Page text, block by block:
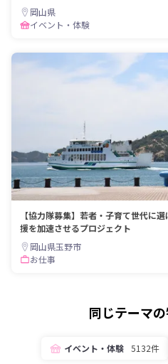
岡山県
イベント・体験
【協力隊募集】若者・子育て世代に
援を加速させるプロジェクト
岡山県玉野市
お仕事
同じテーマ
イベント・体験 5132件